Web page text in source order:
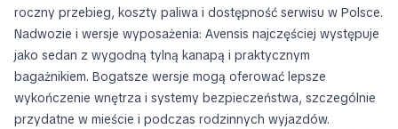
roczny przebieg, koszty paliwa i dostępność serwisu w Polsce.
Nadwozie i wersje wyposażenia: Avensis najczęściej występuje
jako sedan z wygodną tylną kanapą i praktycznym
bagażnikiem. Bogatsze wersje mogą oferować lepsze
wykończenie wnętrza i systemy bezpieczeństwa, szczególnie
przydatne w mieście i podczas rodzinnych wyjazdów.